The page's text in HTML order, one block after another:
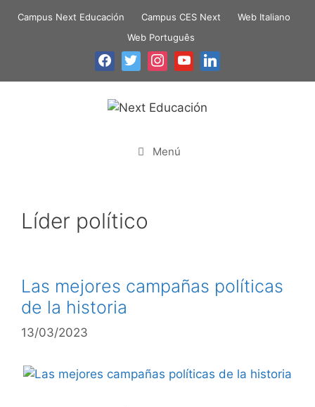
Campus Next Educación Campus CES Next
Web Italiano
Web Português
Menú
Líder político
Las mejores campañas políticas
de la historia
13/03/2023